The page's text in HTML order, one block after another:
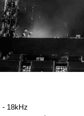
- 18kHz